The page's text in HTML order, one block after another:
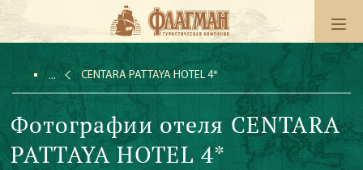
CENTARA PATTAYA HOTEL 4*
Фотографии отеля CENTARA
PATTAYA HOTEL 4*